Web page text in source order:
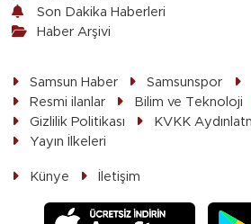
Son Dakika Haberleri
Haber Arşivi
Samsun Haber Samsunspor
Resmi ilanlar
Bilim ve Teknoloji
Gizlilik Politikası
KVKK
Yayın İlkeleri
Künye İletişim